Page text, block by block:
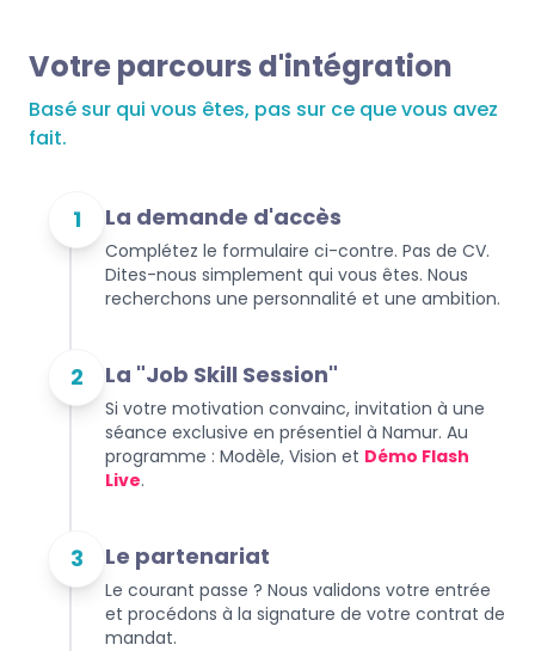
Votre parcours d'intégration
Basé sur qui vous êtes, pas sur ce que vous avez
fait.
1 La demande d'accès
Complétez le formulaire ci-contre. Pas de CV.
Dites-nous simplement qui vous êtes. Nous
recherchons une personnalité et une ambition.
2 La "Job Skill Session"
Si votre motivation convainc, invitation à une
séance exclusive en présentiel à Namur. Au
programme : Modèle, Vision et Démo Flash
Live.
3 Le partenariat
Le courant passe ? Nous validons votre entrée
et procédons à la signature de votre contrat de
mandat.